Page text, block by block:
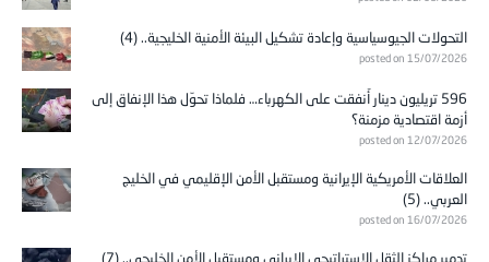
التحولات الجيوسياسية وإعادة تشكيل البيئة الأمنية الخليجية.. (4)
posted on 15/07/2026
596 تريليون دينار أُنفقت على الكهرباء… فلماذا تحوّل هذا الإنفاق إلى
أزمة اقتصادية مزمنة؟
posted on 12/07/2026
العلاقات الأمريكية الإيرانية ومستقبل الأمن الإقليمي في الخليج
العربي.. (5)
posted on 16/07/2026
تدمير مراكز الثقل الاستراتيجي الإيراني ومستقبل الأمن الخليجي.. (7)